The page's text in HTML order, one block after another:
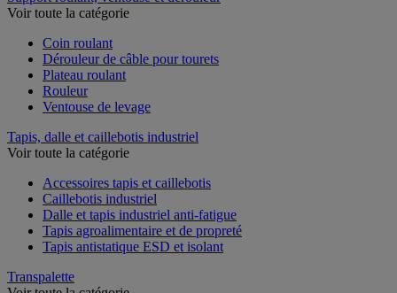
Voir toute la catégorie
Coin roulant
Dérouleur de câble pour tourets
Plateau roulant
Rouleur
Ventouse de levage
Tapis, dalle et caillebotis industriel
Voir toute la catégorie
Accessoires tapis et caillebotis
Caillebotis industriel
Dalle et tapis industriel anti-fatigue
Tapis agroalimentaire et de propreté
Tapis antistatique ESD et isolant
Transpalette